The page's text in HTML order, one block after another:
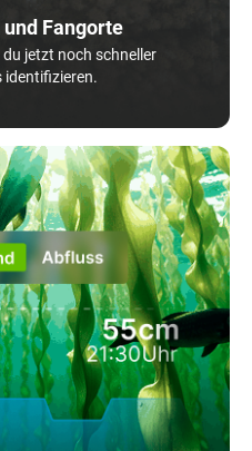
Fangorte
jetzt noch schneller
identifizieren.